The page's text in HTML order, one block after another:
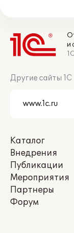
и
Другие сайты 1С
Каталог
Внедрения
Публикации
Мероприятия
Партнеры
Форум